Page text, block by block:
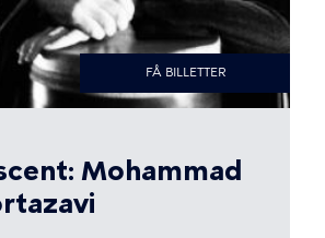
FÅ BILLETTER
Mohammad